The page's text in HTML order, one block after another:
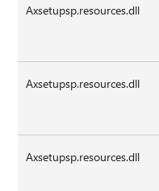
Axsetupsp.resources.dll
Axsetupsp.resources.dll
Axsetupsp.resources.dll